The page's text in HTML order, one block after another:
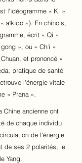
l'idéogramme « Ki »
aïkido »). En chinois,
écrit « Qi »
», ou « Ch'i »
et prononcé «
pratique de santé
l'énergie vitale
« Prana ».
Chine ancienne ont
de chaque individu
de l'énergie
de ses 2 polarités, le
Yang.